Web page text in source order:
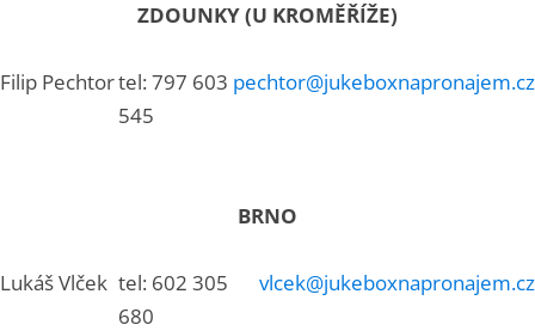
ZDOUNKY (U KROMĚŘÍŽE)
Filip Pechtortel: 797 603
545
pechtor@jukeboxnapronajem.cz
BRNO
Lukáš Vlček tel: 602 305
680
vlcek@jukeboxnapronajem.cz